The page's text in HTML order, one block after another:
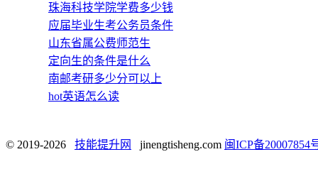
珠海科技学院学费多少钱
应届毕业生考公务员条件
山东省属公费师范生
定向生的条件是什么
南邮考研多少分可以上
hot英语怎么读
© 2019-2026 技能提升网 jinengtisheng.com 闽ICP备20007854